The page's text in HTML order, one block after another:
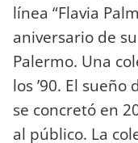
línea “Flavia
aniversario de
Palermo. Una
los ’90. El
se concretó en
al público. La